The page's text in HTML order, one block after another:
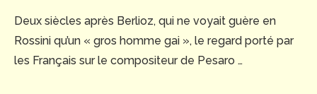
Deux siècles après Berlioz, qui ne voyait guère en
Rossini qu’un « gros homme gai », le regard porté par
les Français sur le compositeur de Pesaro …